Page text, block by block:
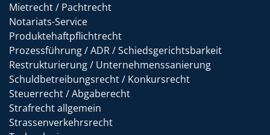
Mietrecht / Pachtrecht
Notariats-Service
Produktehaftpflichtrecht
Prozessführung / ADR / Schiedsgerichtsbarkeit
Restrukturierung / Unternehmenssanierung
Schuldbetreibungsrecht / Konkursrecht
Steuerrecht / Abgaberecht
Strafrecht allgemein
Strassenverkehrsrecht